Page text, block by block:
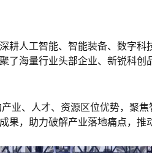
耕人工智能、 智能装备、数字科
海量行业头部企业、新锐科
业、人才、资源区位优势，聚
，助力破解产业落地痛点，推